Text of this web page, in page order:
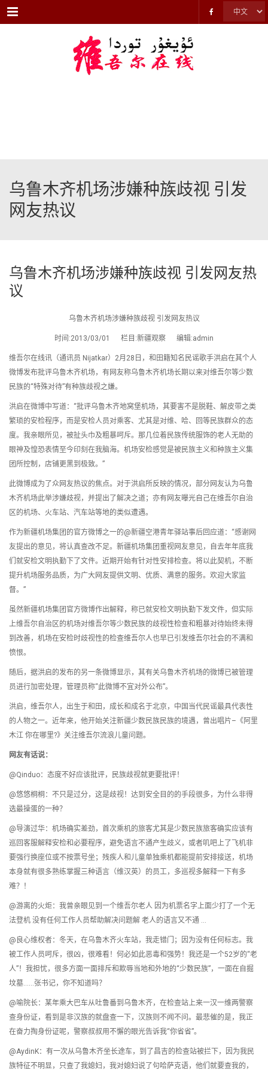
Menu
乌鲁木齐机场涉嫌种族歧视 引发
网友热议
乌鲁木齐机场涉嫌种族歧视 引发网友热
议
乌鲁木齐机场涉嫌种族歧视 引发网友热议
时间:2013/03/01 栏目:新疆观察 编辑:admin
维吾尔在线讯（通讯员 Nijatkar）2月28日，和田籍知名民谣歌手洪启在其个人
微博发布批评乌鲁木齐机场，有网友称乌鲁木齐机场长期以来对维吾尔等少数
民族的“特殊对待”有种族歧视之嫌。
洪启在微博中写道：“批评乌鲁木齐地窝堡机场，其要害不是脱鞋、解皮带之类
繁琐的安检程序，而是安检人员对乘客、尤其是对维、哈、回等民族群众的态
度。我亲眼所见，被扯头巾及粗暴呵斥。那几位着民族传统服饰的老人无助的
眼神及惶恐表情至今印刻在我脑海。机场安检感觉是被民族主义和种族主义集
团所控制，店铺更黑到极致。”
此微博成为了众网友热议的焦点。对于洪启所反映的情况，部分网友认为乌鲁
木齐机场此举涉嫌歧视，并提出了解决之道；亦有网友曝光自己在维吾尔自治
区的机场、火车站、汽车站等地的类似遭遇。
作为新疆机场集团的官方微博之一的@新疆空港青年驿站事后回应道：“感谢网
友提出的意见，将认真查改不足。新疆机场集团重视网友意见，自去年年底我
们就安检文明执勤下了文件。近期开始有针对性安排检查。将以此契机，不断
提升机场服务品质，为广大网友提供文明、优质、满意的服务。欢迎大家监
督。”
虽然新疆机场集团官方微博作出解释，称已就安检文明执勤下发文件，但实际
上维吾尔自治区的机场对维吾尔等少数民族的歧视性检查和粗暴对待始终未得
到改善，机场在安检时歧视性的检查维吾尔人也早已引发维吾尔社会的不满和
愤恨。
随后，据洪启的发布的另一条微博显示，其有关乌鲁木齐机场的微博已被管理
员进行加密处理，管理员称“此微博不宜对外公布”。
洪启，维吾尔人，出生于和田，成长和成名于北京，中国当代民谣最具代表性
的人物之一。近年来，他开始关注新疆少数民族民族的境遇，曾出唱片–《阿里
木江 你在哪里?》关注维吾尔流浪儿童问题。
网友有话说：
@Qinduo：态度不好应该批评，民族歧视就更要批评！
@悠悠桐桐：不只是过分，这是歧视！达到安全目的的手段很多，为什么非得
选最操蛋的一种？
@导演过华：机场确实差劲，首次乘机的旅客尤其是少数民族旅客确实应该有
巡回客服解释安检和必要程序，避免语言不通产生歧义，或者叽吧上了飞机非
要强行换座位或不按票号坐；残疾人和儿童单独乘机都能提前安排接送，机场
本身就有很多熟练掌握三种语言（维汉英）的员工，多巡视多解释一下有多
难？！
@游离的火炬：我曾亲眼见到一个维吾尔老人 因为机票名字上面少打了一个无
法登机 没有任何工作人员帮助解决问题解 老人的语言又不通 …
@良心维权者：冬天，在乌鲁木齐火车站，我走错门；因为没有任何标志。我
被工作人员呵斥，很凶，很难看！何必如此恶毒和强势！我还是一个52岁的“老
人”！我担忧，很多方面一面排斥和欺辱当地和外地的“少数民族”，一面在自掘
坟墓……张书记，你不知道吗？
@喻院长：某年乘大巴车从吐鲁番到乌鲁木齐，在检查站上来一汉一维两警察
查身份证，看到是非汉族的就盘查一下，汉族则不闻不问。最悲催的是，我正
在奋力掏身份证呢，警察叔叔用不懈的眼光告诉我“你省省”。
@AydinK：有一次从乌鲁木齐坐长途车，到了昌吉的检查站被拦下，因为我民
族特征不明显，只查了我媳妇，我对媳妇说了句哈萨克语，他们就要查我的，